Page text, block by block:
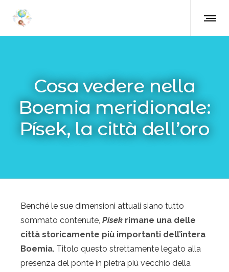
Cosa vedere nella
Boemia meridionale:
Písek, la città dell’oro
Benché le sue dimensioni attuali siano tutto
sommato contenute, Písek rimane una delle
città storicamente più importanti dell’intera
Boemia. Titolo questo strettamente legato alla
presenza del ponte in pietra più vecchio della